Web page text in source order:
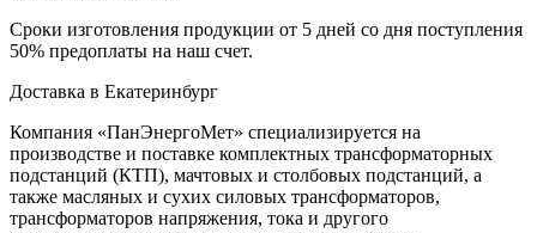
Сроки изготовления продукции от 5 дней со дня поступления
50% предоплаты на наш счет.
Доставка в Екатеринбург
Компания «ПанЭнергоМет» специализируется на
производстве и поставке комплектных трансформаторных
подстанций (КТП), мачтовых и столбовых подстанций, а
также масляных и сухих силовых трансформаторов,
трансформаторов напряжения, тока и другого